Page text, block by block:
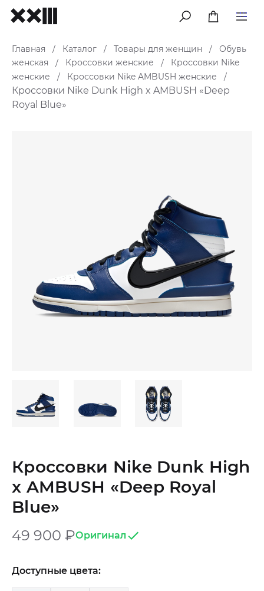
меню
Главная / Каталог / Товары для женщин /
Обувь
женская
/ Кроссовки женские /
Кроссовки Nike
женские
/ Кроссовки Nike AMBUSH женские /
Кроссовки Nike Dunk High x AMBUSH «Deep
Royal Blue»
Кроссовки Nike Dunk High
x AMBUSH «Deep Royal
Blue»
49 900 ₽Оригинал
Доступные цвета: